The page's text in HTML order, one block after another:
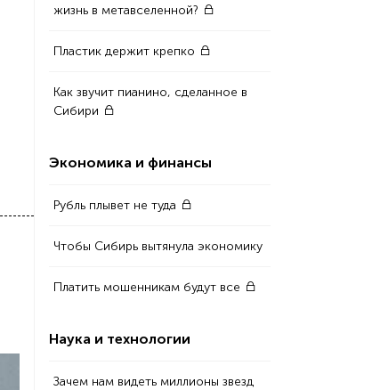
жизнь в метавселенной?
Пластик держит крепко
Как звучит пианино, сделанное в
Сибири
Экономика и финансы
Рубль плывет не туда
Чтобы Сибирь вытянула экономику
Платить мошенникам будут все
Наука и технологии
Зачем нам видеть миллионы звезд